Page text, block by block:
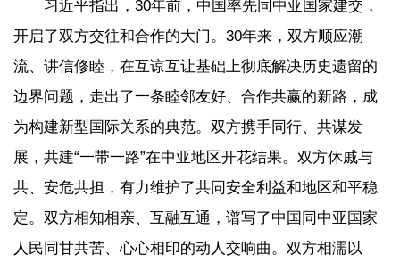
习近平指出，30年前，中国率先同中亚国家建交，
开启了双方交往和合作的大门。30年来，双方顺应潮
流、讲信修睦，在互谅互让基础上彻底解决历史遗留的
边界问题，走出了一条睦邻友好、合作共赢的新路，成
为构建新型国际关系的典范。双方携手同行、共谋发
展，共建“一带一路”在中亚地区开花结果。双方休戚与
共、安危共担，有力维护了共同安全利益和地区和平稳
定。双方相知相亲、互融互通，谱写了中国同中亚国家
人民同甘共苦、心心相印的动人交响曲。双方相濡以